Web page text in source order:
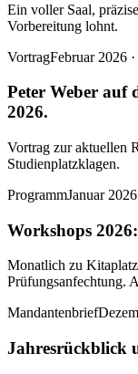
Ein voller Saal,
Vorbereitung lohnt.
VortragFebruar 2026
Peter Weber auf
2026.
Vortrag zur aktuellen
Studienplatzklagen.
ProgrammJanuar 2026
Workshops
Monatlich zu
Prüfungsanfechtung.
Mandantenbrief
Jahresrückblick